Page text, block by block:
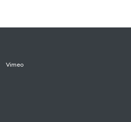
Vimeo